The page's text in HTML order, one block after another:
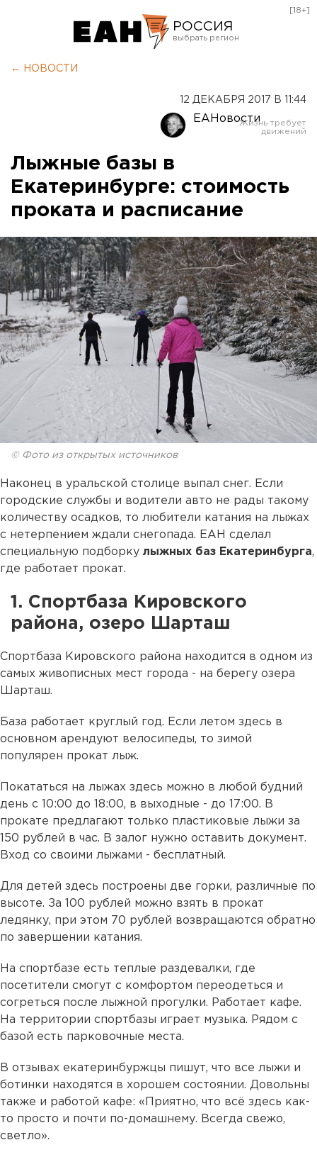
РОССИЯ
Оренбург
[18+]
← НОВОСТИ
12 ДЕКАБРЯ 2017 В 11:44
ЕАНовости
Лыжные базы в
Екатеринбурге: стоимость
проката и расписание
© Фото из открытых источников
Наконец в уральской столице выпал снег. Если
городские службы и водители авто не рады такому
количеству осадков, то любители катания на лыжах
с нетерпением ждали снегопада. ЕАН сделал
специальную подборку лыжных баз Екатеринбурга,
где работает прокат.
1. Спортбаза Кировского
района, озеро Шарташ
Спортбаза Кировского района находится в одном из
самых живописных мест города - на берегу озера
Шарташ.
База работает круглый год. Если летом здесь в
основном арендуют велосипеды, то зимой
популярен прокат лыж.
Покататься на лыжах здесь можно в любой будний
день с 10:00 до 18:00, в выходные - до 17:00. В
прокате предлагают только пластиковые лыжи за
150 рублей в час. В залог нужно оставить документ.
Вход со своими лыжами - бесплатный.
Для детей здесь построены две горки, различные по
высоте. За 100 рублей можно взять в прокат
ледянку, при этом 70 рублей возвращаются обратно
по завершении катания.
На спортбазе есть теплые раздевалки, где
посетители смогут с комфортом переодеться и
согреться после лыжной прогулки. Работает кафе.
На территории спортбазы играет музыка. Рядом с
базой есть парковочные места.
В отзывах екатеринбуржцы пишут, что все лыжи и
ботинки находятся в хорошем состоянии. Довольны
также и работой кафе: «Приятно, что всё здесь как-
то просто и почти по-домашнему. Всегда свежо,
светло».